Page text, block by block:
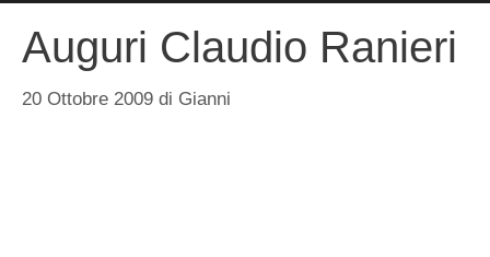
Auguri Claudio Ranieri
20 Ottobre 2009 di Gianni